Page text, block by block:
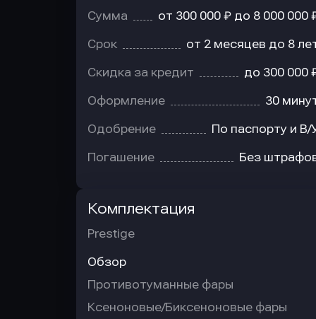
Сумма от 300 000 ₽ до 8 000 000
Срок от 2 месяцев до 8
Скидка за кредит до 300 000
Оформление 30
Одобрение По паспорту и В/
Погашение Без
Комплектация
Prestige
Обзор
Противотуманные фары
Ксеноновые/Биксеноновые фары